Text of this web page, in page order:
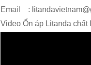
Email :
Video Ổn áp Litanda